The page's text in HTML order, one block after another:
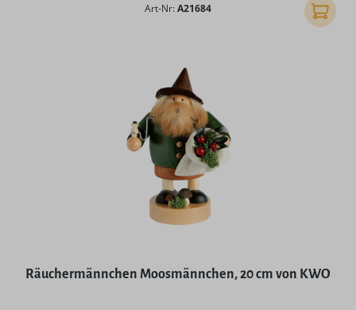
Art-Nr:A21684 In den
Räuchermännchen Moosmännchen, 20 cm von KWO